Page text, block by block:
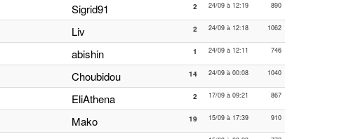
Sigrid91 2 24/09 à 12:19 890
Liv 2 24/09 à 12:18 1062
abishin 1 24/09 à 12:11 746
Choubidou 14 24/09 à 00:08 1040
EliAthena 2 17/09 à 09:21 867
Mako 19 15/09 à 17:39 910